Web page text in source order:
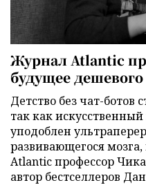
Журнал Atlantic
будущее
Детство без чат-ботов
так как
уподоблен
развивающегося
Atlantic профессор
автор бестселлеров